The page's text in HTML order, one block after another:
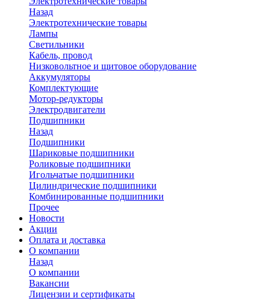
Назад
Электротехнические товары
Лампы
Светильники
Кабель, провод
Низковольтное и щитовое оборудование
Аккумуляторы
Комплектующие
Мотор-редукторы
Электродвигатели
Подшипники
Назад
Подшипники
Шариковые подшипники
Роликовые подшипники
Игольчатые подшипники
Цилиндрические подшипники
Комбинированные подшипники
Прочее
Новости
Акции
Оплата и доставка
О компании
Назад
О компании
Вакансии
Лицензии и сертификаты